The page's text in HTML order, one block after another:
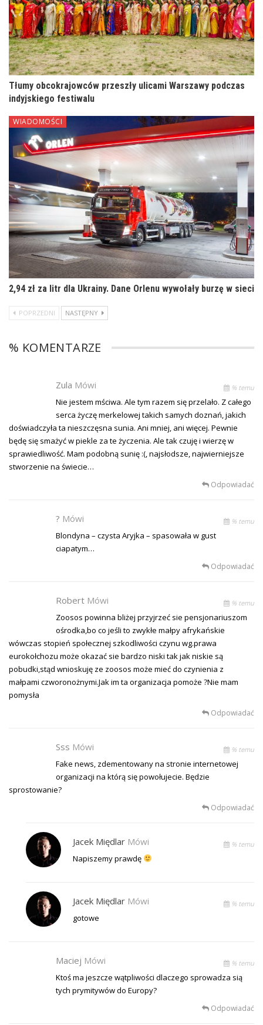
Tłumy obcokrajowców przeszły ulicami Warszawy podczas
indyjskiego festiwalu
WIADOMOŚCI
2,94 zł za litr dla Ukrainy. Dane Orlenu wywołały burzę w sieci
POPRZEDNI NASTĘPNY
% KOMENTARZE
Zula Mówi % temu
Nie jestem mściwa. Ale tym razem się przelało. Z całego
serca życzę merkelowej takich samych doznań, jakich
doświadczyła ta nieszczęsna sunia. Ani mniej, ani więcej. Pewnie
będę się smażyć w piekle za te życzenia. Ale tak czuję i wierzę w
sprawiedliwość. Mam podobną sunię :(, najsłodsze, najwierniejsze
stworzenie na świecie…
Odpowiadać
? Mówi % temu
Blondyna – czysta Aryjka – spasowała w gust
ciapatym…
Odpowiadać
Robert Mówi % temu
Zoosos powinna bliżej przyjrzeć sie pensjonariuszom
ośrodka,bo co jeśli to zwykłe małpy afrykańskie
wówczas stopień społecznej szkodliwości czynu wg.prawa
eurokołchozu może okazać sie bardzo niski tak jak niskie są
pobudki,stąd wnioskuję ze zoosos może mieć do czynienia z
małpami czworonożnymi.Jak im ta organizacja pomoże ?Nie mam
pomysła
Odpowiadać
Sss Mówi % temu
Fake news, zdementowany na stronie internetowej
organizacji na którą się powołujecie. Będzie
sprostowanie?
Odpowiadać
Jacek Międlar Mówi % temu
Napiszemy prawdę
Jacek Międlar Mówi % temu
gotowe
Maciej Mówi % temu
Ktoś ma jeszcze wątpliwości dlaczego sprowadza sią
tych prymitywów do Europy?
Odpowiadać